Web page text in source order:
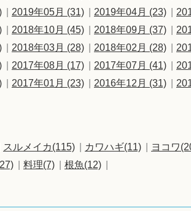
2019年05月 (31) 2019年04月 (23)
2018年10月 (45) 2018年09月 (37)
2018年03月 (28) 2018年02月 (28)
2017年08月 (17) 2017年07月 (41)
2017年01月 (23) 2016年12月 (31)
スルメイカ(115) カワハギ(11) ヨコワ
料理(7) 根魚(12)